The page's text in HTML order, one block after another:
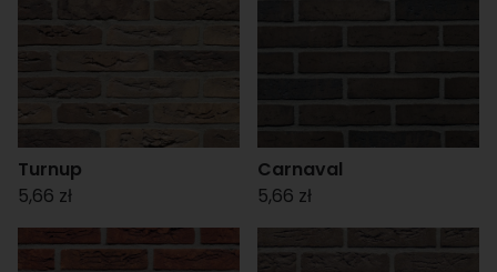
Turnup
5,66 zł
Carnaval
5,66 zł